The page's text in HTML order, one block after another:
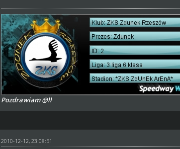
Pozdrawiam @ll
2010-12-12, 23:08:51